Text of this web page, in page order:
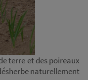
terre et des poireaux
naturellement